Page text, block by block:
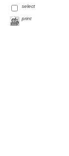
select
print